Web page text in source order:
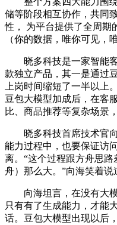
储等阶段相互协作，共同
性， 为平台提供了全周期
（你的数据，唯你可见，
晓多科技是一家智能客
款独立产品，其一是通过
上岗时间缩短了一半以上
豆包大模型加成后，在客
比、商品推荐等复杂场景
晓多科技首席技术官向
能力过程中，也要保证访
离。“这个过程跟方舟思
舟）那么大。”向海笑着说
向海坦言，在没有大模
只有有了生成能力，才能
话。豆包大模型出现以后